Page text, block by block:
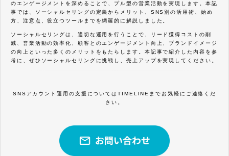
のエンゲージメントを深めることで、プル型の営業活動を実現します。本記
事では、ソーシャルセリングの定義からメリット、SNS別の活用術、始め
方、注意点、役立つツールまでを網羅的に解説しました。
ソーシャルセリングは、適切な運用を行うことで、リード獲得コストの削
減、営業活動の効率化、顧客とのエンゲージメント向上、ブランドイメージ
の向上といった多くのメリットをもたらします。本記事で紹介した内容を参
考に、ぜひソーシャルセリングに挑戦し、売上アップを実現してください。
SNSアカウント運用の支援についてはTIMELINEまでお気軽にご連絡くだ
さい。